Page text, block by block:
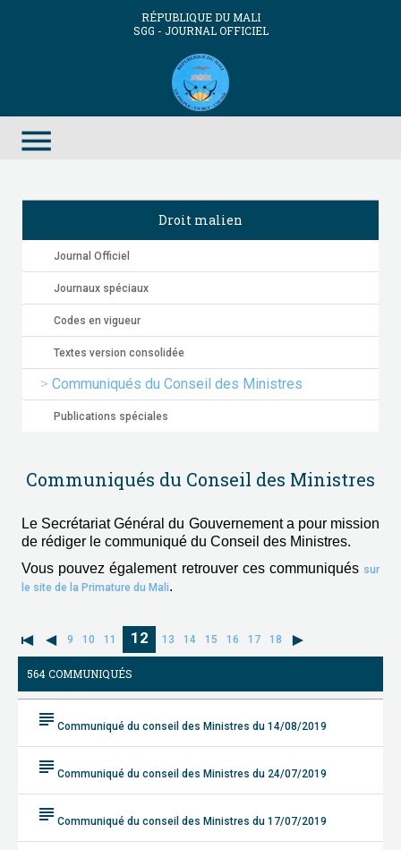
RÉPUBLIQUE DU MALI
SGG - JOURNAL OFFICIEL
menu
Droit malien
Journal Officiel
Journaux spéciaux
Codes en vigueur
Textes version consolidée
Communiqués du Conseil des Ministres
Publications spéciales
Communiqués du Conseil des Ministres
Le Secrétariat Général du Gouvernement a pour mission
de rédiger le communiqué du Conseil des Ministres.
Vous pouvez également retrouver ces communiqués sur
le site de la Primature du Mali.
9 10 11 12 13 14 15 16 17 18
564 COMMUNIQUÉS
subject Communiqué du conseil des Ministres du 14/08/2019
subject Communiqué du conseil des Ministres du 24/07/2019
subject Communiqué du conseil des Ministres du 17/07/2019